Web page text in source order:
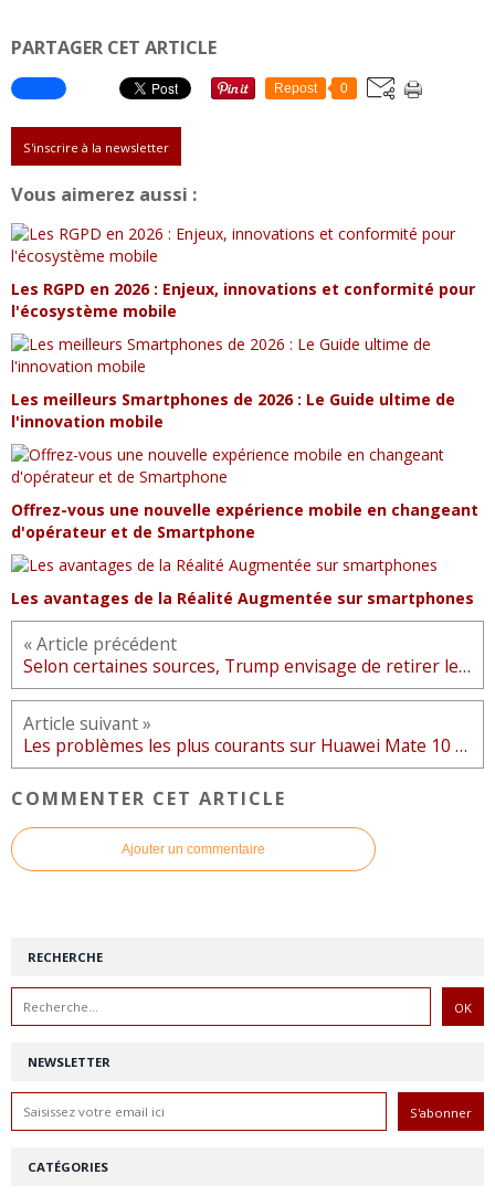
PARTAGER CET ARTICLE
Repost 0
S'inscrire à la newsletter
Vous aimerez aussi :
Les RGPD en 2026 : Enjeux, innovations et conformité pour
l'écosystème mobile
Les meilleurs Smartphones de 2026 : Le Guide ultime de
l'innovation mobile
Offrez-vous une nouvelle expérience mobile en changeant
d'opérateur et de Smartphone
Les avantages de la Réalité Augmentée sur smartphones
« Article précédent
Selon certaines sources, Trump envisage de retirer les sociétés chinoises des bourses américaines
Article suivant »
Les problèmes les plus courants sur Huawei Mate 10 et leurs solutions
COMMENTER CET ARTICLE
Ajouter un commentaire
NEWSLETTER
RECHERCHE
CATÉGORIES